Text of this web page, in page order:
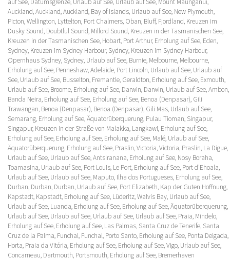
Auckland, Auckland, Auckland, Bay of Islands, Urlaub auf See, New Plymouth,
Picton, Wellington, Lyttelton, Port Chalmers, Oban, Bluff, Fjordland, Kreuzen im
Dusky Sound, Doubtful Sound, Milford Sound, Kreuzen in der Tasmanischen See,
Kreuzen in der Tasmanischen See, Hobart, Port Arthur, Erholung auf See, Eden,
Sydney, Kreuzen im Sydney Harbour, Sydney, Kreuzen im Sydney Harbour,
Opernhaus Sydney, Sydney, Urlaub auf See, Burnie, Melbourne, Melbourne,
Erholung auf See, Penneshaw, Adelaide, Port Lincoln, Urlaub auf See, Urlaub auf
See, Urlaub auf See, Busselton, Fremantle, Geraldton, Erholung auf See, Exmouth,
Urlaub auf See, Broome, Erholung auf See, Darwin, Darwin, Urlaub auf See, Ambon,
Banda Neira, Erholung auf See, Erholung auf See, Benoa (Denpasar), Gili
Trawangan, Benoa (Denpasar), Benoa (Denpasar), Gili Mas, Urlaub auf See,
Semarang, Erholung auf See, Äquatorüberquerung, Pulau Tioman, Singapur,
Singapur, Kreuzen in der Straße von Malakka, Langkawi, Erholung auf See,
Erholung auf See, Erholung auf See, Erholung auf See, Malé, Urlaub auf See,
Äquatorüberquerung, Erholung auf See, Praslin, Victoria, Victoria, Praslin, La Digue,
Urlaub auf See, Urlaub auf See, Antsiranana, Erholung auf See, Nosy Boraha,
Toamasina, Urlaub auf See, Port Louis, Le Port, Erholung auf See, Port d'Ehoala,
Urlaub auf See, Urlaub auf See, Maputo, Ilha dos Portugueses, Erholung auf See,
Durban, Durban, Durban, Urlaub auf See, Port Elizabeth, Kap der Guten Hoffnung,
Kapstadt, Kapstadt, Erholung auf See, Lüderitz, Walvis Bay, Urlaub auf See,
Urlaub auf See, Luanda, Erholung auf See, Erholung auf See, Äquatorüberquerung,
Urlaub auf See, Urlaub auf See, Urlaub auf See, Urlaub auf See, Praia, Mindelo,
Erholung auf See, Erholung auf See, Las Palmas, Santa Cruz de Tenerife, Santa
Cruz de la Palma, Funchal, Funchal, Porto Santo, Erholung auf See, Ponta Delgada,
Horta, Praia da Vitória, Erholung auf See, Erholung auf See, Vigo, Urlaub auf See,
Concarneau, Dartmouth, Portsmouth, Erholung auf See, Bremerhaven